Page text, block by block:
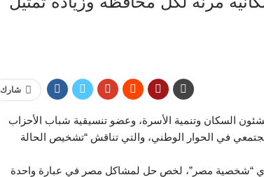
شارك
السكان وتنمية الأسرة، وعضو تنسيقية شباب الأحزاب
في الحوار الوطني، والتي تناقش “تشخيص الحالة
“شخصية مصر”، لخص حل لمشاكل مصر في عبارة واحدة